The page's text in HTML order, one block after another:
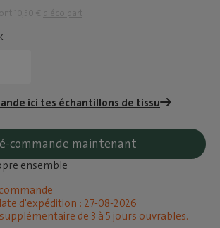
10,50 € d'éco part
ici tes échantillons de tissu
commande maintenant
ensemble
d'expédition : 27-08-2026
de 3 à 5 jours ouvrables.